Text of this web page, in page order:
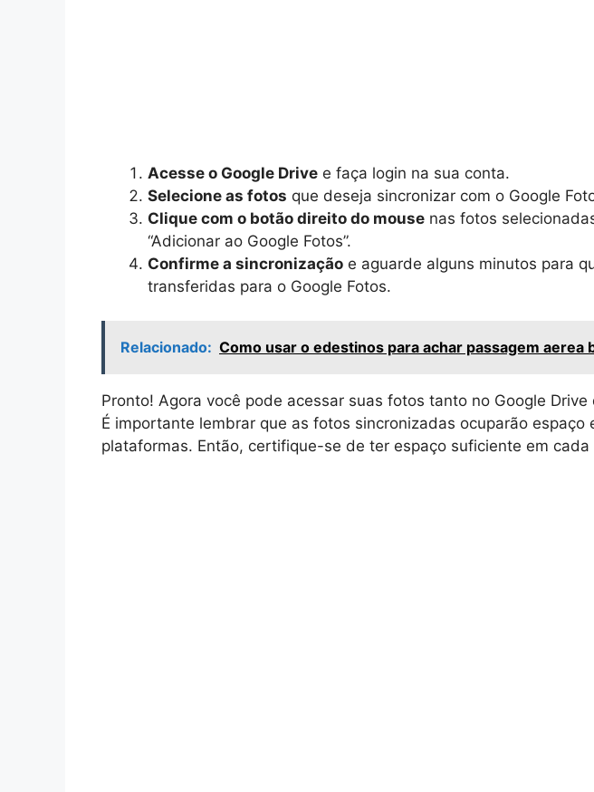
Acesse o Google Drive e faça login na sua conta.
Selecione as fotos que deseja sincronizar com o Google
Clique com o botão direito do mouse nas fotos
“Adicionar ao Google Fotos”.
Confirme a sincronização e aguarde alguns minutos para
transferidas para o Google Fotos.
Relacionado: Como usar o edestinos para achar passagem aerea
Pronto! Agora você pode acessar suas fotos tanto no Google Drive
É importante lembrar que as fotos sincronizadas ocuparão espaço
plataformas. Então, certifique-se de ter espaço suficiente em cada